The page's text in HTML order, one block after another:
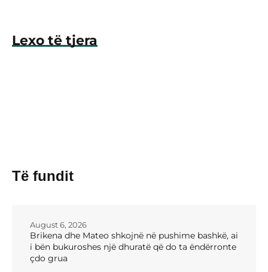
Lexo të tjera
Të fundit
Brikena dhe Mateo shkojnë në pushime bashkë, ai
i bën bukuroshes një dhuratë që do ta ëndërronte
çdo grua
August 6, 2026